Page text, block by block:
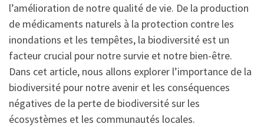
l’amélioration de notre qualité de vie. De la production
de médicaments naturels à la protection contre les
inondations et les tempêtes, la biodiversité est un
facteur crucial pour notre survie et notre bien-être.
Dans cet article, nous allons explorer l’importance de la
biodiversité pour notre avenir et les conséquences
négatives de la perte de biodiversité sur les
écosystèmes et les communautés locales.